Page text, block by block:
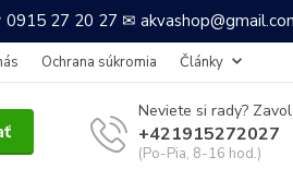
27 20 27 ✉
Ochrana súkromia Články
Neviete si rady?
+421915272027
(Po-Pia, 8-16 hod.)